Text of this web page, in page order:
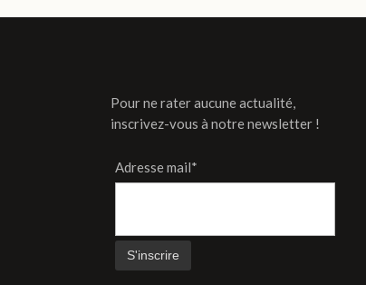
Pour ne rater aucune actualité,
inscrivez-vous à notre newsletter !
Adresse mail*